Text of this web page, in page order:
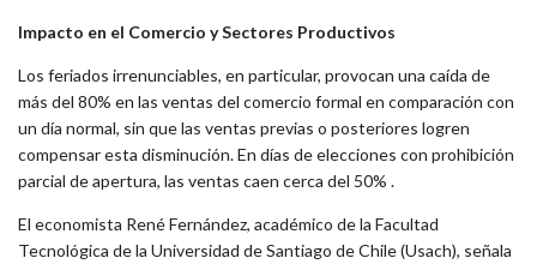
Impacto en el Comercio y Sectores Productivos
Los feriados irrenunciables, en particular, provocan una caída de
más del 80% en las ventas del comercio formal en comparación con
un día normal, sin que las ventas previas o posteriores logren
compensar esta disminución. En días de elecciones con prohibición
parcial de apertura, las ventas caen cerca del 50% .
El economista René Fernández, académico de la Facultad
Tecnológica de la Universidad de Santiago de Chile (Usach), señala